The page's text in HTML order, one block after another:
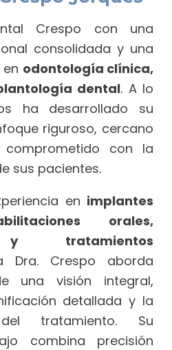
Crespo con una
consolidada y una
odontología clínica,
dental. A lo
ha desarrollado su
riguroso, cercano
con la
sus pacientes.
en implantes
orales,
y tratamientos
Dra. Crespo aborda
una visión integral,
detallada y la
del tratamiento. Su
combina precisión